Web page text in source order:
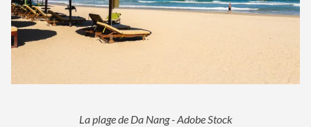
La plage de Da Nang - Adobe Stock